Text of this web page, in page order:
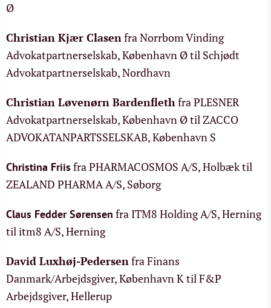
Ø
Christian Kjær Clasenfra Norrbom Vinding
Advokatpartnerselskab, København Ø til Schjødt
Advokatpartnerselskab, Nordhavn
Christian Løvenørn Bardenflethfra PLESNER
Advokatpartnerselskab, København Ø til ZACCO
ADVOKATANPARTSSELSKAB, København S
Christina Friis fra PHARMACOSMOS A/S, Holbæk til
ZEALAND PHARMA A/S, Søborg
Claus Fedder Sørensen fra ITM8 Holding A/S, Herning
til itm8 A/S, Herning
David Luxhøj-Pedersenfra Finans
Danmark/Arbejdsgiver, København K til F&P
Arbejdsgiver, Hellerup